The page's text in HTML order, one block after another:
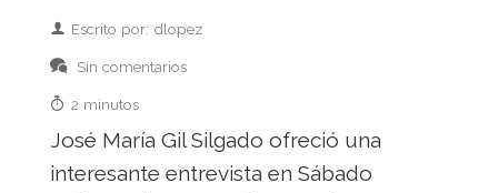
Escrito por: dlopez
Sin comentarios
2 minutos
José María Gil Silgado ofreció una
interesante entrevista en Sábado